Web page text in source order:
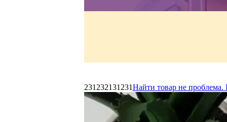
231232131231Найти товар не проблема.